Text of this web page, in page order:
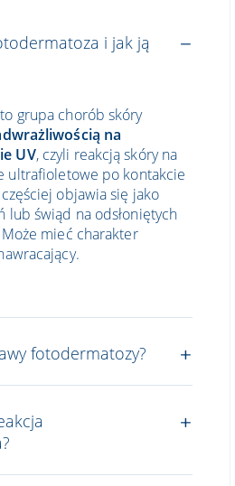
i jak ją
grupa chorób skóry
na
UV, czyli reakcją skóry na
ultrafioletowe po kontakcie
objawia się jako
lub świąd na odsłoniętych
Może mieć charakter
fotodermatozy?